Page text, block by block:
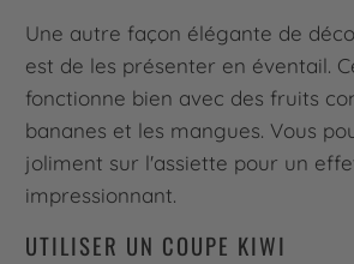
Une autre façon élégante de
est de les présenter en éventail.
fonctionne bien avec des fruits
bananes et les mangues. Vous
joliment sur l'assiette pour un
impressionnant.
UTILISER UN COUPE KIWI